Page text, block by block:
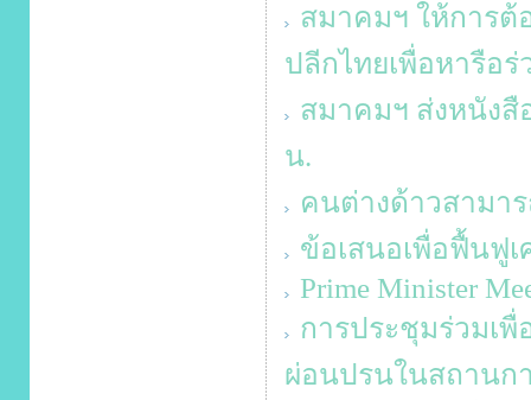
สมาคมฯ ให้การ
ปลีกไทยเพื่อหารือ
สมาคมฯ ส่งหนังสื
น.
คนต่างด้าวสามา
ข้อเสนอเพื่อฟื้นฟูเ
Prime Minister
การประชุมร่วมเ
ผ่อนปรนในสถานก